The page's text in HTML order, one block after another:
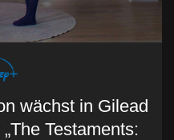
wächst in Gilead
Testaments: